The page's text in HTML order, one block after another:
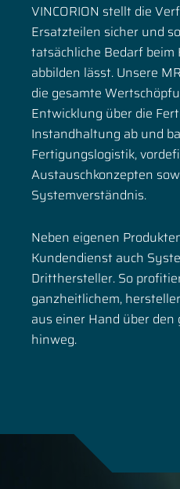
VINCORION stellt die
Ersatzteilen sicher und
tatsächliche Bedarf beim
abbilden lässt. Unsere
die gesamte
Entwicklung über die
Instandhaltung ab und
Fertigungslogistik,
Austauschkonzepten
Systemverständnis.
Neben eigenen
Kundendienst auch
Dritthersteller. So
ganzheitlichem,
aus einer Hand über
hinweg.